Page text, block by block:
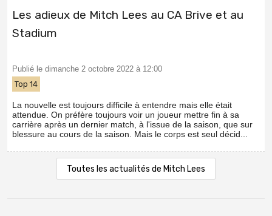
Les adieux de Mitch Lees au CA Brive et au
Stadium
Publié le dimanche 2 octobre 2022 à 12:00
Top 14
La nouvelle est toujours difficile à entendre mais elle était
attendue. On préfère toujours voir un joueur mettre fin à sa
carrière après un dernier match, à l'issue de la saison, que sur
blessure au cours de la saison. Mais le corps est seul décid...
Toutes les actualités de Mitch Lees